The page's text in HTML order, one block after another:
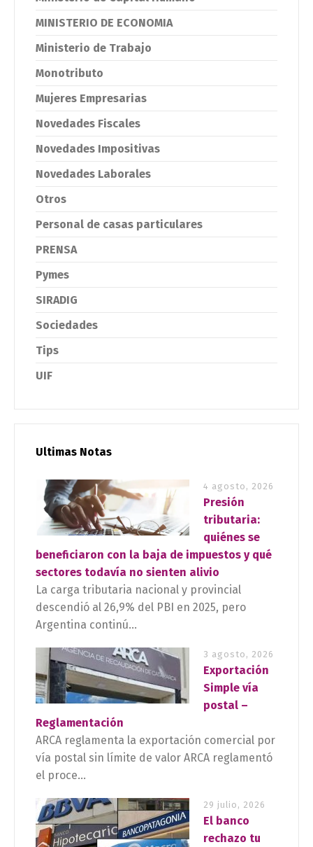
MINISTERIO DE ECONOMIA
Ministerio de Trabajo
Monotributo
Mujeres Empresarias
Novedades Fiscales
Novedades Impositivas
Novedades Laborales
Otros
Personal de casas particulares
PRENSA
Pymes
SIRADIG
Sociedades
Tips
UIF
Ultimas Notas
4 agosto, 2026
Presión
tributaria:
quiénes se
beneficiaron con la baja de impuestos y qué
sectores todavía no sienten alivio
La carga tributaria nacional y provincial
descendió al 26,9% del PBI en 2025, pero
Argentina continú...
3 agosto, 2026
Exportación
Simple vía
postal –
Reglamentación
ARCA reglamenta la exportación comercial por
vía postal sin límite de valor ARCA reglamentó
el proce...
29 julio, 2026
El banco
rechazo tu